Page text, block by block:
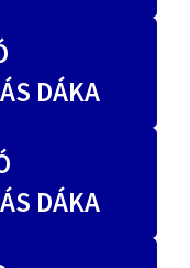
DÁKA
DÁKA